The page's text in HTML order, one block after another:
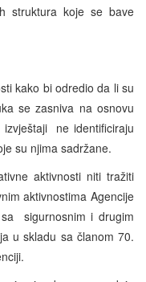
struktura koje se bave
kako bi odredio da li su
se zasniva na osnovu
ne identificiraju
su njima sadržane.
aktivnosti niti tražiti
aktivnostima Agencije
sigurnosnim i drugim
u skladu sa članom 70.